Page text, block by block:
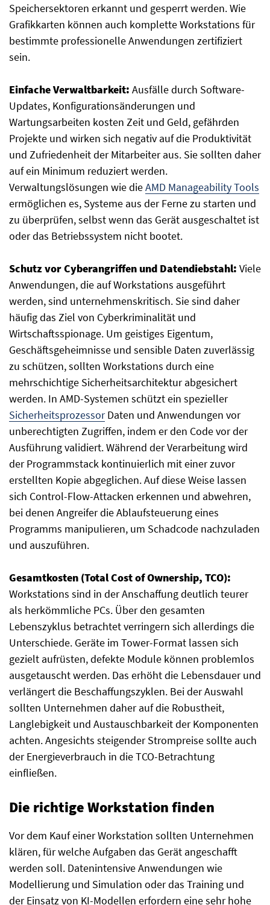
Speichersektoren erkannt und gesperrt werden. Wie
Grafikkarten können auch komplette Workstations für
bestimmte professionelle Anwendungen zertifiziert
sein.
Einfache Verwaltbarkeit: Ausfälle durch Software-
Updates, Konfigurationsänderungen und
Wartungsarbeiten kosten Zeit und Geld, gefährden
Projekte und wirken sich negativ auf die Produktivität
und Zufriedenheit der Mitarbeiter aus. Sie sollten daher
auf ein Minimum reduziert werden.
Verwaltungslösungen wie dieAMD Manageability Tools
ermöglichen es, Systeme aus der Ferne zu starten und
zu überprüfen, selbst wenn das Gerät ausgeschaltet ist
oder das Betriebssystem nicht bootet.
Schutz vor Cyberangriffen und Datendiebstahl: Viele
Anwendungen, die auf Workstations ausgeführt
werden, sind unternehmenskritisch. Sie sind daher
häufig das Ziel von Cyberkriminalität und
Wirtschaftsspionage. Um geistiges Eigentum,
Geschäftsgeheimnisse und sensible Daten zuverlässig
zu schützen, sollten Workstations durch eine
mehrschichtige Sicherheitsarchitektur abgesichert
werden. In AMD-Systemen schützt ein spezieller
SicherheitsprozessorDaten und Anwendungen vor
unberechtigten Zugriffen, indem er den Code vor der
Ausführung validiert. Während der Verarbeitung wird
der Programmstack kontinuierlich mit einer zuvor
erstellten Kopie abgeglichen. Auf diese Weise lassen
sich Control-Flow-Attacken erkennen und abwehren,
bei denen Angreifer die Ablaufsteuerung eines
Programms manipulieren, um Schadcode nachzuladen
und auszuführen.
Gesamtkosten (Total Cost of Ownership, TCO):
Workstations sind in der Anschaffung deutlich teurer
als herkömmliche PCs. Über den gesamten
Lebenszyklus betrachtet verringern sich allerdings die
Unterschiede. Geräte im Tower-Format lassen sich
gezielt aufrüsten, defekte Module können problemlos
ausgetauscht werden. Das erhöht die Lebensdauer und
verlängert die Beschaffungszyklen. Bei der Auswahl
sollten Unternehmen daher auf die Robustheit,
Langlebigkeit und Austauschbarkeit der Komponenten
achten. Angesichts steigender Strompreise sollte auch
der Energieverbrauch in die TCO-Betrachtung
einfließen.
Die richtige Workstation finden
Vor dem Kauf einer Workstation sollten Unternehmen
klären, für welche Aufgaben das Gerät angeschafft
werden soll. Datenintensive Anwendungen wie
Modellierung und Simulation oder das Training und
der Einsatz von KI-Modellen erfordern eine sehr hohe